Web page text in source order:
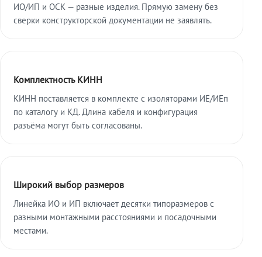
ИО/ИП и ОСК — разные изделия. Прямую замену без
сверки конструкторской документации не заявлять.
Комплектность КИНН
КИНН поставляется в комплекте с изоляторами ИЕ/ИЕп
по каталогу и КД. Длина кабеля и конфигурация
разъёма могут быть согласованы.
Широкий выбор размеров
Линейка ИО и ИП включает десятки типоразмеров с
разными монтажными расстояниями и посадочными
местами.